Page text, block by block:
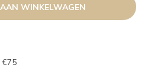
WINKELWAGEN